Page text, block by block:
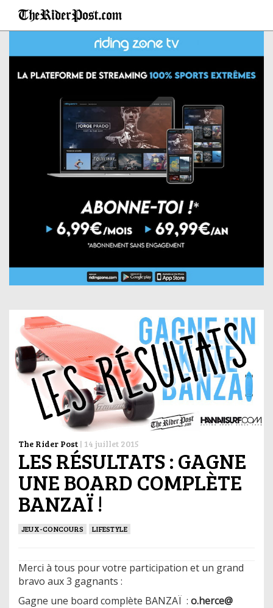
The Rider Post | 14 juillet 2015
LES RÉSULTATS : GAGNE
UNE BOARD COMPLÈTE
BANZAÏ !
JEUX-CONCOURS LIFESTYLE
Merci à tous pour votre participation et un grand
bravo aux 3 gagnants :
Gagne une board complète BANZAÏ : o.herce@